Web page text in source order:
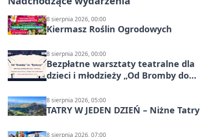
8 sierpnia 2026, 00:00
Kiermasz Roślin Ogrodowych
8 sierpnia 2026, 00:00
Bezpłatne warsztaty teatralne dla
dzieci i młodzieży „Od Bromby do
8 sierpnia 2026, 05:00
TATRY W JEDEN DZIEŃ – Niżne Tatry
8 sierpnia 2026, 07:00